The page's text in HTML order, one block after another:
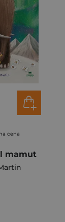
cena
mamut